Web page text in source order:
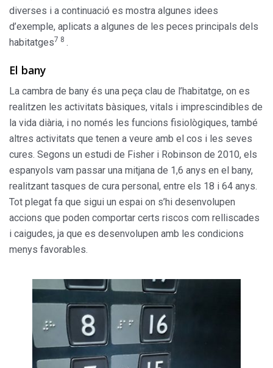
diverses i a continuació es mostra algunes idees
d’exemple, aplicats a algunes de les peces principals dels
habitatges7 8 .
El bany
La cambra de bany és una peça clau de l’habitatge, on es
realitzen les activitats bàsiques, vitals i imprescindibles de
la vida diària, i no només les funcions fisiològiques, també
altres activitats que tenen a veure amb el cos i les seves
cures. Segons un estudi de Fisher i Robinson de 2010, els
espanyols vam passar una mitjana de 1,6 anys en el bany,
realitzant tasques de cura personal, entre els 18 i 64 anys.
Tot plegat fa que sigui un espai on s’hi desenvolupen
accions que poden comportar certs riscos com relliscades
i caigudes, ja que es desenvolupen amb les condicions
menys favorables.